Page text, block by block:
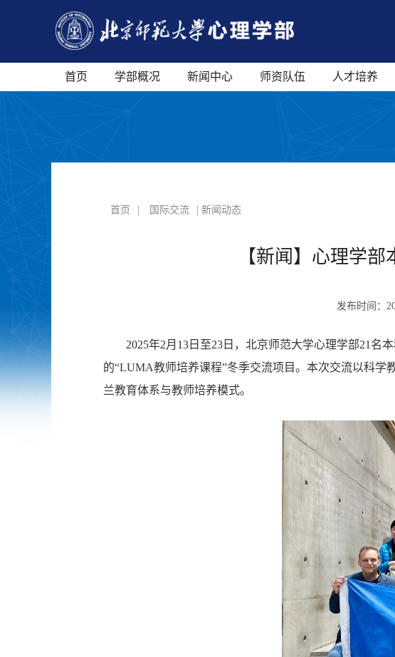
首页 学部概况 新闻中心 师资队伍 人才培养
首页 国际交流 | 新闻动态
【新闻】心理学
发布时间：
2025年2月13日至23日，北京师范大学心理学部21名
的“LUMA教师培养课程”冬季交流项目。本次交流以科
兰教育体系与教师培养模式。